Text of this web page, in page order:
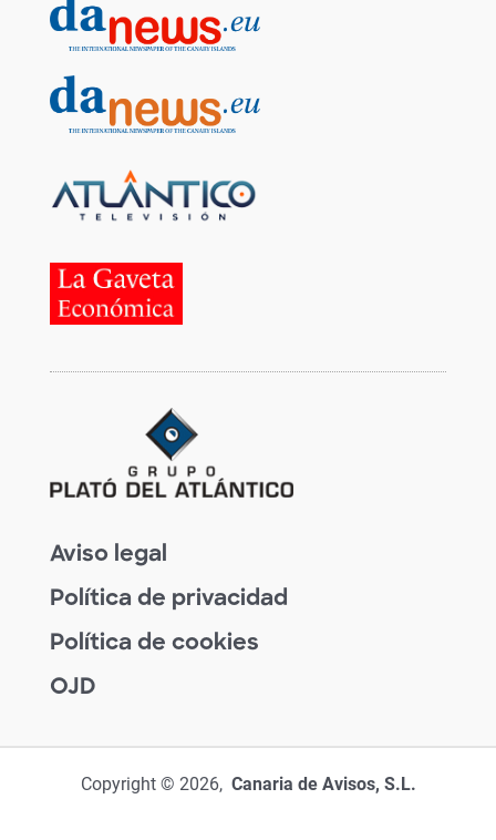
Aviso legal
Política de privacidad
Política de cookies
OJD
Copyright © 2026, Canaria de Avisos, S.L.